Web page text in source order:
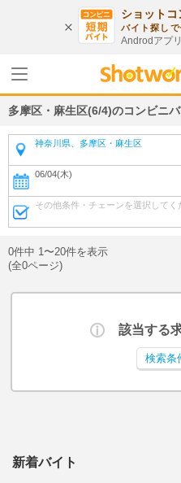
ショット
バイト探し
Androdアプ
多摩区・麻生区(6/4)のコンビニ
神奈川県、多摩区・麻生区
06/04(木)
その他条件・チェーンを選択してく
0件中 1〜20件を表示
(全0ページ)
該当する
検索条
新着バイト